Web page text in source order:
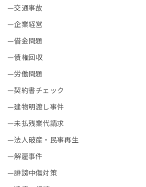
交通事故
企業経営
借金問題
債権回収
労働問題
契約書チェック
建物明渡し事件
未払残業代請求
法人破産・民事再生
解雇事件
誹謗中傷対策